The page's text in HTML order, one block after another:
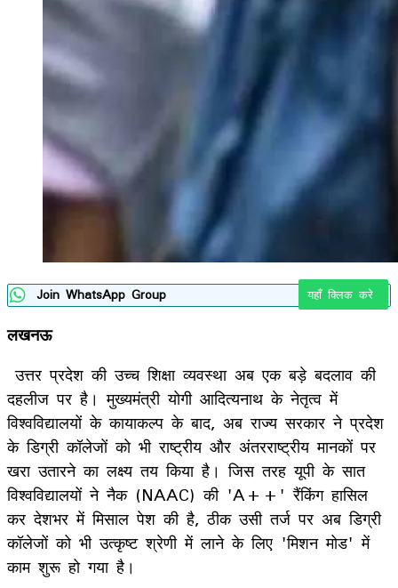
Join WhatsApp Group यहाँ क्लिक करे
लखनऊ
उत्तर प्रदेश की उच्च शिक्षा व्यवस्था अब एक बड़े बदलाव की
दहलीज पर है। मुख्यमंत्री योगी आदित्यनाथ के नेतृत्व में
विश्वविद्यालयों के कायाकल्प के बाद, अब राज्य सरकार ने प्रदेश
के डिग्री कॉलेजों को भी राष्ट्रीय और अंतरराष्ट्रीय मानकों पर
खरा उतारने का लक्ष्य तय किया है। जिस तरह यूपी के सात
विश्वविद्यालयों ने नैक (NAAC) की 'A++' रैंकिंग हासिल
कर देशभर में मिसाल पेश की है, ठीक उसी तर्ज पर अब डिग्री
कॉलेजों को भी उत्कृष्ट श्रेणी में लाने के लिए 'मिशन मोड' में
काम शुरू हो गया है।